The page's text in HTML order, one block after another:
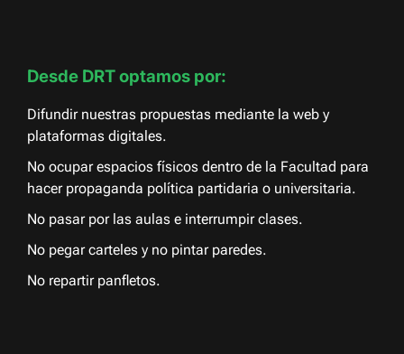
Desde DRT optamos por:
Difundir nuestras propuestas mediante la web y
plataformas digitales.
No ocupar espacios físicos dentro de la Facultad para
hacer propaganda política partidaria o universitaria.
No pasar por las aulas e interrumpir clases.
No pegar carteles y no pintar paredes.
No repartir panfletos.